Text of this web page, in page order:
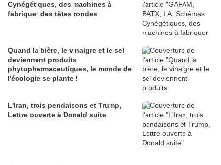
Cynégétiques, des machines à
fabriquer des têtes rondes
Quand la bière, le vinaigre et le sel
deviennent produits
phytopharmaceutiques, le monde de
l'écologie se plante !
L'Iran, trois pendaisons et Trump,
Lettre ouverte à Donald suite